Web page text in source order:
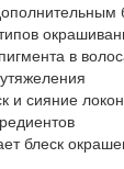
в
и сияние
блеск